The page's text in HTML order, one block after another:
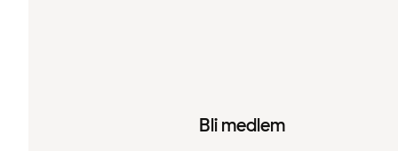
Bli medlem